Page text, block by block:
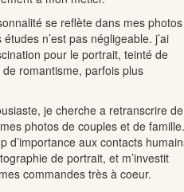
se reflète dans mes
études n’est pas négligeable. j’ai
pour le portrait, teinté de
romantisme, parfois plus
je cherche a retranscrire
photos de couples et de famille.
d’importance aux contacts
de portrait, et m’investit
commandes très à coeur.